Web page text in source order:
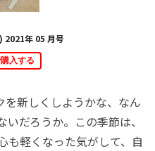
2021年 05 月号
入する
新しくしようかな、なん
だろうか。この季節は、
も軽くなった気がして、自